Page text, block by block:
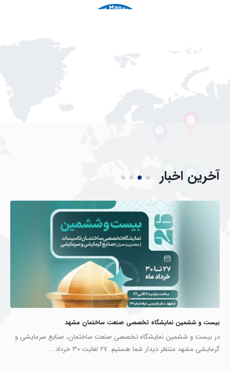
آخرین اخبار
بیست و ششمین نمایشگاه تخصصی صنعت ساختمان مشهد
در بیست و ششمین نمایشگاه تخصصی صنعت ساختمان، صنایع سرمایشی و
گرمایشی مشهد منتظر دیدار شما هستیم. ۲۷ لغایت ۳۰ خرداد...